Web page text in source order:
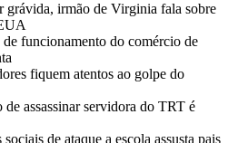
grávida, irmão de Virginia fala sobre
funcionamento do comércio de
fiquem atentos ao golpe do
assassinar servidora do TRT é
de ataque a escola assusta pais